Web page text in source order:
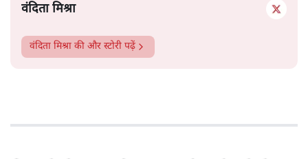
वंदिता मिश्रा
वंदिता मिश्रा की और स्टोरी पढ़ें